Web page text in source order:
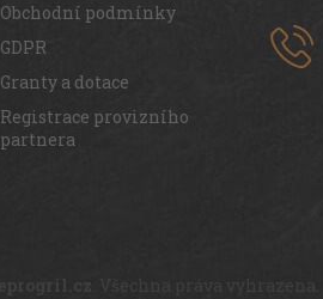
Obchodní podmínky
GDPR
Granty a dotace
Registrace provizního
partnera